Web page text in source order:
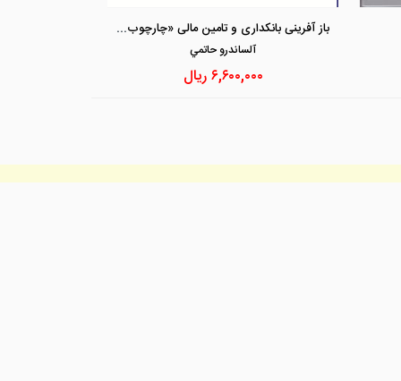
باز آفرینی بانکداری و تامین مالی «چارچوب های راهبری نوآوری در فناوری مالی جهان »
آلساندرو حاتمي
۶,۶۰۰,۰۰۰ریال